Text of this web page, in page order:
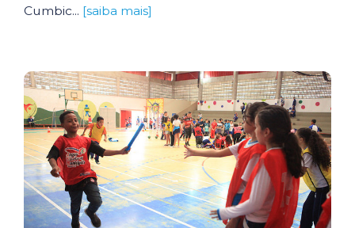
Cumbic... [saiba mais]